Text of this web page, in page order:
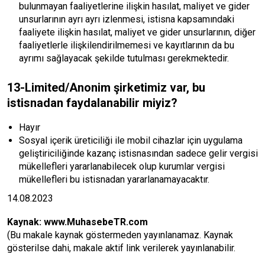
bulunmayan faaliyetlerine ilişkin hasılat, maliyet ve gider
unsurlarının ayrı ayrı izlenmesi, istisna kapsamındaki
faaliyete ilişkin hasılat, maliyet ve gider unsurlarının, diğer
faaliyetlerle ilişkilendirilmemesi ve kayıtlarının da bu
ayrımı sağlayacak şekilde tutulması gerekmektedir.
13-Limited/Anonim şirketimiz var, bu
istisnadan faydalanabilir miyiz?
Hayır
Sosyal içerik üreticiliği ile mobil cihazlar için uygulama
geliştiriciliğinde kazanç istisnasından sadece gelir vergisi
mükellefleri yararlanabilecek olup kurumlar vergisi
mükellefleri bu istisnadan yararlanamayacaktır.
14.08.2023
Kaynak: www.MuhasebeTR.com
(Bu makale kaynak göstermeden yayınlanamaz. Kaynak
gösterilse dahi, makale aktif link verilerek yayınlanabilir.